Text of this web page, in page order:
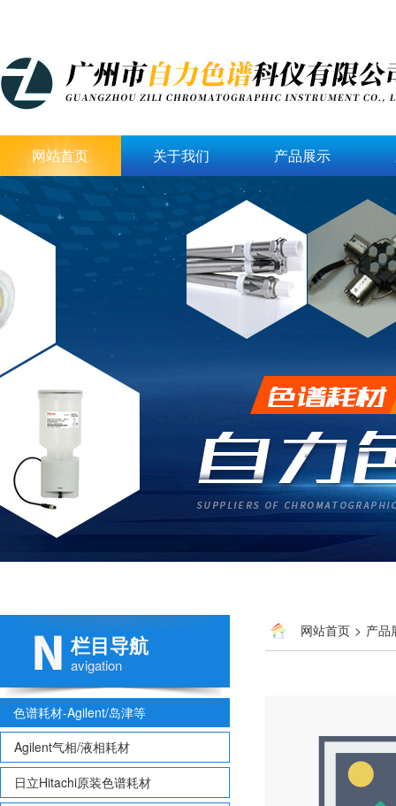
网站首页 关于我们 产品展示
栏目导航
avigation
色谱耗材-Agilent/岛津等
Agilent气相/液相耗材
日立Hitachi原装色谱耗材
网站首页 > 产品